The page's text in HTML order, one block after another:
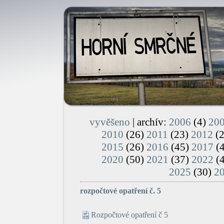
vyvěšeno | archív: 2006 (4)
2010 (26) 2011 (23) 2012
2015 (26) 2016 (45) 2017
2020 (50) 2021 (37) 2022
2025 (30)
rozpočtové opatření č. 5
Rozpočtové opatření č 5